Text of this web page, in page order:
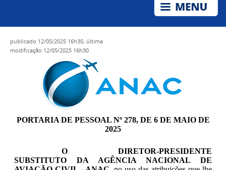
publicado 12/05/2025 16h30, última
modificação 12/05/2025 16h30
PORTARIA DE PESSOAL Nº 278, DE 6 DE MAIO DE
2025
O DIRETOR-PRESIDENTE
SUBSTITUTO DA AGÊNCIA NACIONAL DE